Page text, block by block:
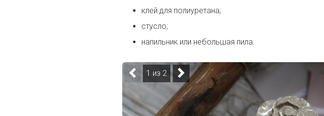
клей для полиуретана;
стусло;
напильник или небольшая пила.
1 из 2